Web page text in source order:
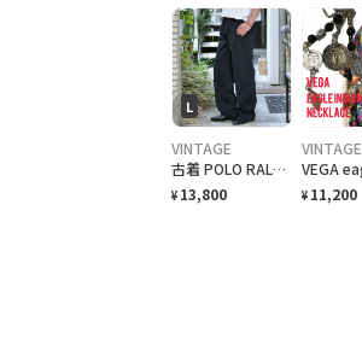
L
VINTAGE
古着 POLO RALPH LAUREN 黒 チノパン チノ ストレート
¥ 13,800
VINTAGE
¥ 11,200